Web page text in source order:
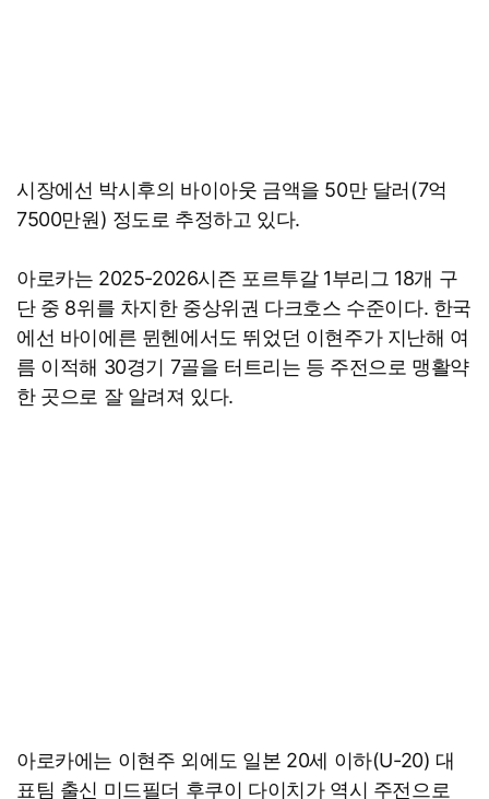
시장에선 박시후의 바이아웃 금액을 50만 달러(7억
7500만원) 정도로 추정하고 있다.
아로카는 2025-2026시즌 포르투갈 1부리그 18개 구
단 중 8위를 차지한 중상위권 다크호스 수준이다. 한국
에선 바이에른 뮌헨에서도 뛰었던 이현주가 지난해 여
름 이적해 30경기 7골을 터트리는 등 주전으로 맹활약
한 곳으로 잘 알려져 있다.
아로카에는 이현주 외에도 일본 20세 이하(U-20) 대
표팀 출신 미드필더 후쿠이 다이치가 역시 주전으로